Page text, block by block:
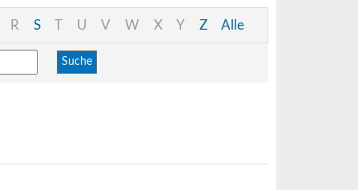
R S U V W X Y Z Alle